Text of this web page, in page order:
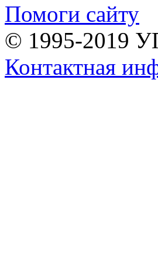
Помоги сайту
© 1995-2019
Контактная